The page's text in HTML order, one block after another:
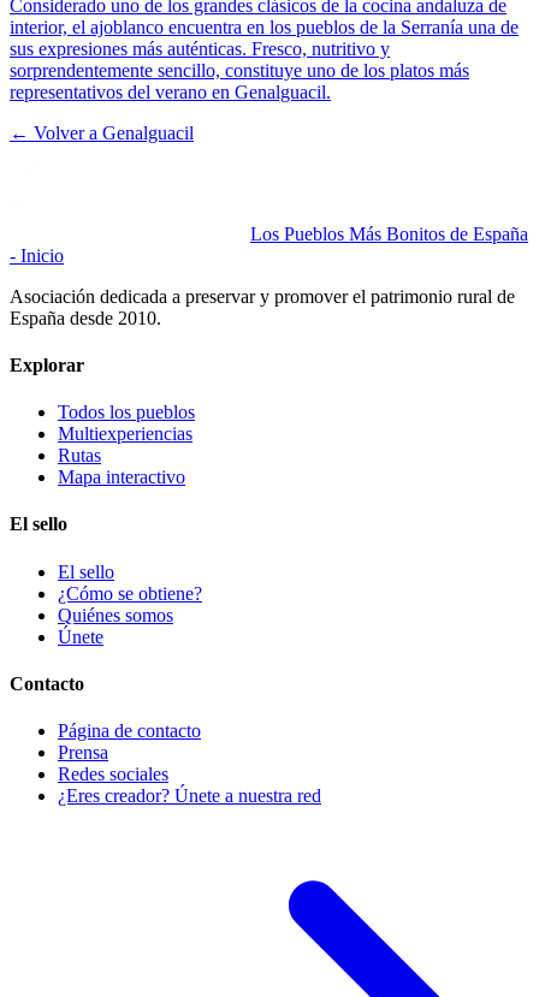
Considerado uno de los grandes clásicos de la cocina andaluza de
interior, el ajoblanco encuentra en los pueblos de la Serranía una de
sus expresiones más auténticas. Fresco, nutritivo y
sorprendentemente sencillo, constituye uno de los platos más
representativos del verano en Genalguacil.
← Volver a Genalguacil
Los Pueblos Más Bonitos de España
- Inicio
Asociación dedicada a preservar y promover el patrimonio rural de
España desde 2010.
Explorar
Todos los pueblos
Multiexperiencias
Rutas
Mapa interactivo
El sello
El sello
¿Cómo se obtiene?
Quiénes somos
Únete
Contacto
Página de contacto
Prensa
Redes sociales
¿Eres creador? Únete a nuestra red